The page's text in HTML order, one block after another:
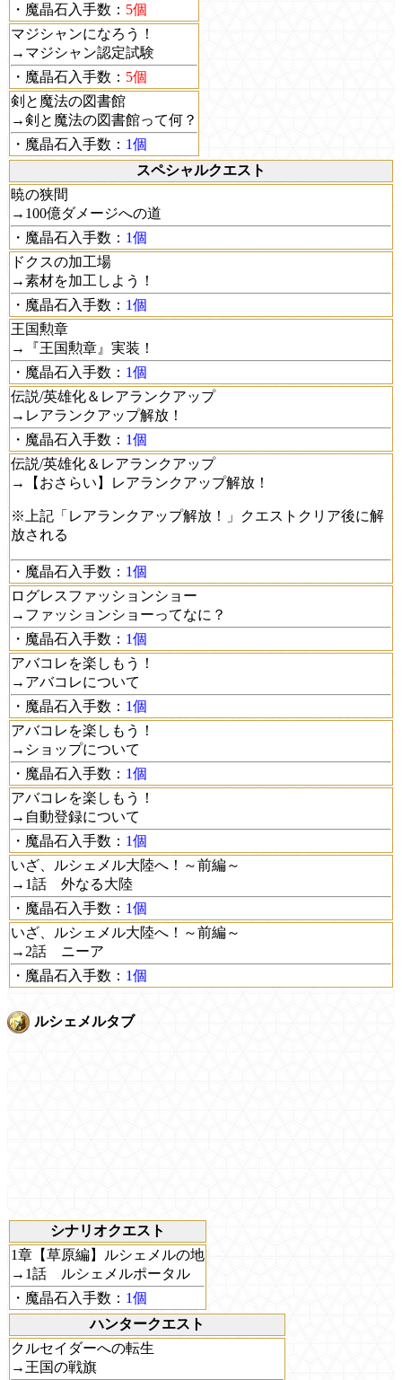
・魔晶石入手数： 5個
マジシャンになろう！
→マジシャン認定試験
・魔晶石入手数： 5個
剣と魔法の図書館
→剣と魔法の図書館って何？
・魔晶石入手数： 1個
スペシャルクエスト
暁の狭間
→100億ダメージへの道
・魔晶石入手数： 1個
ドクスの加工場
→素材を加工しよう！
・魔晶石入手数： 1個
王国勲章
→『王国勲章』実装！
・魔晶石入手数： 1個
伝説/英雄化＆レアランクアップ
→レアランクアップ解放！
・魔晶石入手数： 1個
伝説/英雄化＆レアランクアップ
→【おさらい】レアランクアップ解放！
※上記「レアランクアップ解放！」クエストクリア後に解
放される
・魔晶石入手数： 1個
ログレスファッションショー
→ファッションショーってなに？
・魔晶石入手数： 1個
アバコレを楽しもう！
→アバコレについて
・魔晶石入手数： 1個
アバコレを楽しもう！
→ショップについて
・魔晶石入手数： 1個
アバコレを楽しもう！
→自動登録について
・魔晶石入手数： 1個
いざ、ルシェメル大陸へ！～前編～
→1話 外なる大陸
・魔晶石入手数： 1個
いざ、ルシェメル大陸へ！～前編～
→2話 ニーア
・魔晶石入手数： 1個
ルシェメルタブ
シナリオクエスト
1章【草原編】ルシェメルの地
→1話 ルシェメルポータル
・魔晶石入手数： 1個
ハンタークエスト
クルセイダーへの転生
→王国の戦旗